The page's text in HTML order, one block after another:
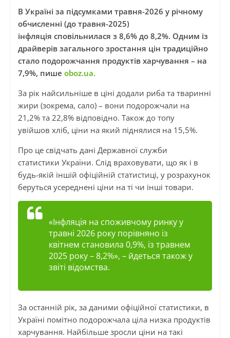
В Україні за підсумками травня-2026 у річному
обчисленні (до травня-2025)
інфляція сповільнилася з 8,6% до 8,2%. Одним із
драйверів загального зростання цін традиційно
стало подорожчання продуктів харчування – на
7,9%, пише oboz.ua.
За рік найсильніше в ціні додали риба та тваринні
жири (зокрема, сало) – вони подорожчали на
21,2% та 22,8% відповідно. Також до топу
увійшов хліб, ціни на який піднялися на 15,5%.
Про це свідчать дані Державної служби
статистики України. Слід враховувати, що як і в
будь-якій іншій офіційній статистиці, у розрахунок
беруться усереднені ціни на ті чи інші товари.
«Інфляція на споживчому ринку у
травні 2026 року порівняно із
квітнем становила 0,9%, із травнем
2025 року – 8,2%», – йдеться також у
звіті відомства.
За останній рік, за даними офіційної статистики, в
Україні помітно подорожчала ціла низка продуктів
харчування. Найбільше зросли ціни на такі